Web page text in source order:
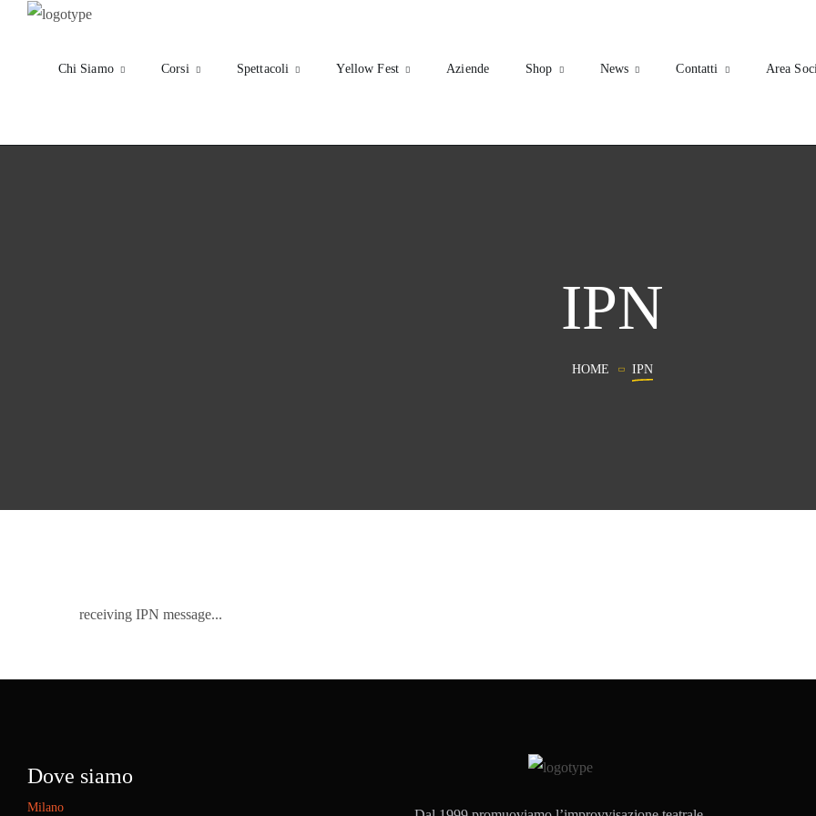
Chi Siamo Corsi Spettacoli Yellow Fest Aziende Shop News Contatti Area
IPN
HOME IPN
receiving IPN message...
Dove siamo
Milano